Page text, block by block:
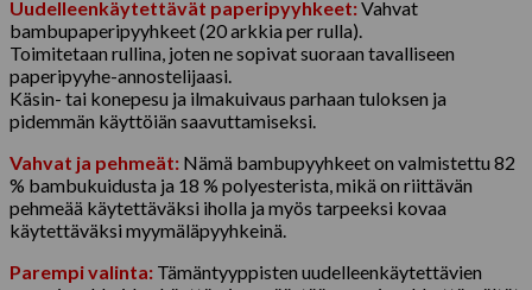
Uudelleenkäytettävät paperipyyhkeet:Vahvat
bambupaperipyyhkeet (20 arkkia per rulla).
Toimitetaan rullina, joten ne sopivat suoraan tavalliseen
paperipyyhe-annostelijaasi.
Käsin- tai konepesu ja ilmakuivaus parhaan tuloksen ja
pidemmän käyttöiän saavuttamiseksi.
Vahvat ja pehmeät: Nämä bambupyyhkeet on valmistettu 82
% bambukuidusta ja 18 % polyesterista, mikä on riittävän
pehmeää käytettäväksi iholla ja myös tarpeeksi kovaa
käytettäväksi myymäläpyyhkeinä.
Parempi valinta: Tämäntyyppisten uudelleenkäytettävien